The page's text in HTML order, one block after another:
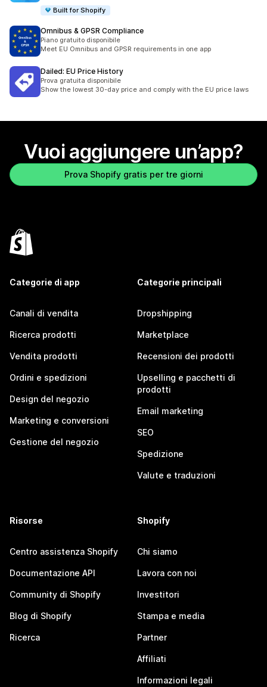
Built for Shopify
Omnibus & GPSR Compliance
Piano gratuito disponibile
Meet EU Omnibus and GPSR requirements in one app
Dailed: EU Price History
Prova gratuita disponibile
Show the lowest 30-day price and comply with the EU price laws
Vuoi aggiungere un’app?
Prova Shopify gratis per tre giorni
Categorie di app
Canali di vendita
Ricerca prodotti
Vendita prodotti
Ordini e spedizioni
Design del negozio
Marketing e conversioni
Gestione del negozio
Categorie principali
Dropshipping
Marketplace
Recensioni dei prodotti
Upselling e pacchetti di
prodotti
Email marketing
SEO
Spedizione
Valute e traduzioni
Risorse
Centro assistenza Shopify
Documentazione API
Community di Shopify
Blog di Shopify
Ricerca
Shopify
Chi siamo
Lavora con noi
Investitori
Stampa e media
Partner
Affiliati
Informazioni legali